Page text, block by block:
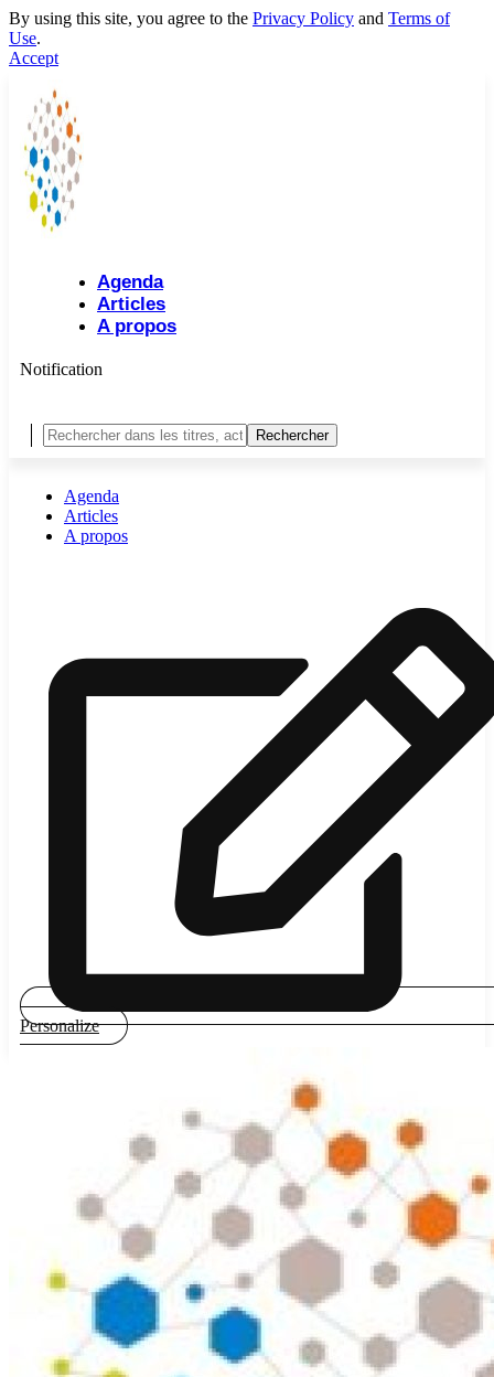
By using this site, you agree to the Privacy Policy and Terms of
Use.
Accept
Agenda
Articles
A propos
Notification
Agenda
Articles
A propos
Personalize